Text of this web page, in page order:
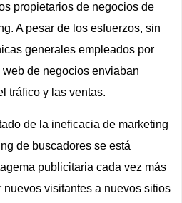
propietarios de negocios de
A pesar de los esfuerzos, sin
generales empleados por
de negocios enviaban
tráfico y las ventas.
de la ineficacia de marketing
de buscadores se está
publicitaria cada vez más
nuevos visitantes a nuevos sitios